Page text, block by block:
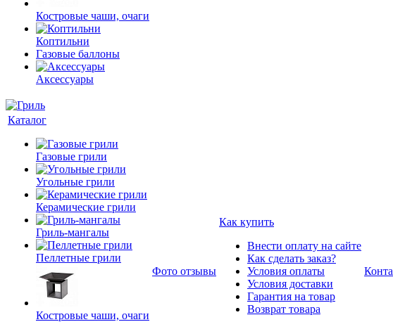
Костровые чаши, очаги
Коптильни
Газовые баллоны
Аксессуары
Каталог
Газовые грили
Угольные грили
Керамические грили
Гриль-мангалы
Пеллетные грили
Костровые чаши, очаги
Фото отзывы
Как купить
Внести оплату на сайте
Как сделать заказ?
Условия оплаты
Условия доставки
Гарантия на товар
Возврат товара